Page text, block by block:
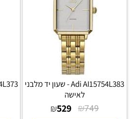
Adi AI15754L383 - שעון יד מלבני
לאישה
₪749
₪529